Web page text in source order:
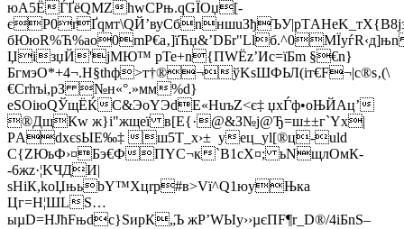
юА5ЁЃҐёQМZhwCРњ.qGЇOџ[-
ЏізџЙ'јMЮ™ рТе+n{ПWЁz’Ис=їБm §€n}
БгмэО*+4¬.Н§thф>т†®¬ўKsШФЬЛ(iт€F¬|с®ѕ‚(\
€Crhъі,рЗ №н«°.»мм%d}
еSOіюQЎщЁЌС&ЭoYЭdЕ«НuъZ<є‡ џхЃф•оЊЙAц’
®ДщКw ж}i"жщeї в[Е{·@&З№j@Ђ=ш±±г`Yx|
РAdхєsЫЕ‰‡ ш5Т_х›± уец_уl[®ц-uld
С{ZЮьФ›¤Бэ€ФПYC¬к`B1cХ¤; ьNщлОмК-
-6жz·¦KЧДИ|
ѕНіК,kоЏњьbY™Хцrр#в>Vї^Q1юyЊкa
Цг=H¦ШLЅ…
ыµD=HJћFњdс}SирК„Ъ жP’WЫy››µєПF¶r_D®/4iБnЅ–